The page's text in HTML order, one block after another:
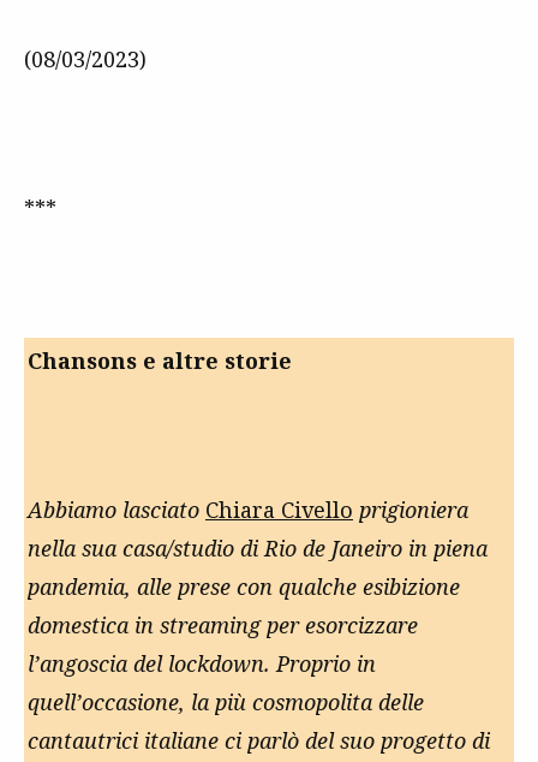
(08/03/2023)
***
Chansons e altre storie
Abbiamo lasciato Chiara Civello prigioniera
nella sua casa/studio di Rio de Janeiro in piena
pandemia, alle prese con qualche esibizione
domestica in streaming per esorcizzare
l’angoscia del lockdown. Proprio in
quell’occasione, la più cosmopolita delle
cantautrici italiane ci parlò del suo progetto di